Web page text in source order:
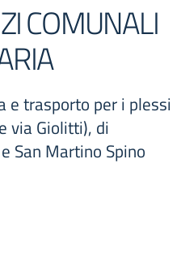
COMUNALI
e trasporto per i plessi
via Giolitti), di
San Martino Spino